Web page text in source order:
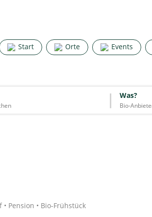
Start Orte Events
Was?
Start Orte Events
Was?
Pension • Bio-Frühstück